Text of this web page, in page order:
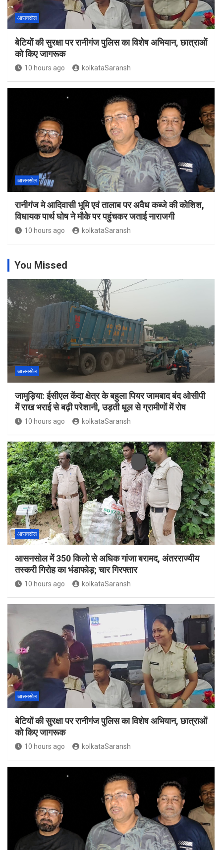
आसनसोल
बेटियों की सुरक्षा पर रानीगंज पुलिस का विशेष अभियान, छात्राओं
को किए जागरूक
10 hours ago kolkataSaransh
आसनसोल
रानीगंज मे आदिवासी भूमि एवं तालाब पर अवैध कब्जे की कोशिश,
विधायक पार्थ घोष ने मौके पर पहुंचकर जताई नाराजगी
10 hours ago kolkataSaransh
You Missed
आसनसोल
जामुड़िया: ईसीएल केंदा क्षेत्र के बहुला पियर जामबाद बंद ओसीपी
में राख भराई से बढ़ी परेशानी, उड़ती धूल से ग्रामीणों में रोष
10 hours ago kolkataSaransh
आसनसोल
आसनसोल में 350 किलो से अधिक गांजा बरामद, अंतरराज्यीय
तस्करी गिरोह का भंडाफोड़; चार गिरफ्तार
10 hours ago kolkataSaransh
आसनसोल
बेटियों की सुरक्षा पर रानीगंज पुलिस का विशेष अभियान, छात्राओं
को किए जागरूक
10 hours ago kolkataSaransh